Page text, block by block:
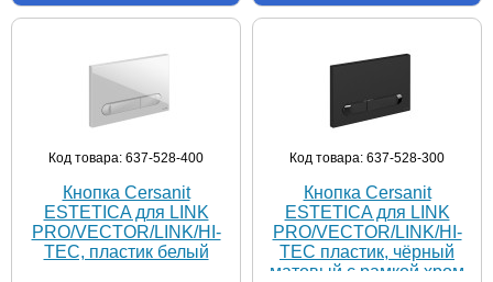
Код товара: 637-528-400
Кнопка Cersanit
ESTETICA для LINK
PRO/VECTOR/LINK/HI-
TEC, пластик белый
Код товара: 637-528-300
Кнопка Cersanit
ESTETICA для LINK
PRO/VECTOR/LINK/HI-
TEC пластик, чёрный
матовый с рамкой хром